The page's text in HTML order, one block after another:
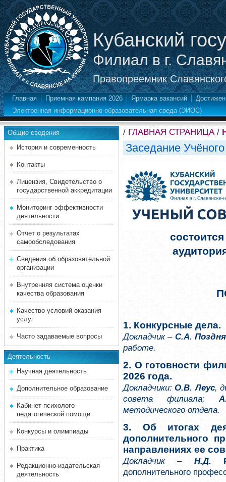
Кубанский
Филиал в г.
Правопреемник
Главная Приемная кампания 2026 Ярмарка вакансий
Электронная информационно-образовательная среда (ЭИОС)
Общие сведения
История и современность
Контакты
Лицензия, Свидетельство о
государственной аккредитации
Мониторинг эффективности
деятельности
Отчет о результатах
самообследования
Сведения об образовательной
организации
Внутренняя система оценки
качества образования
Качество условий оказания
услуг
Часто задаваемые вопросы
Деятельность
Научная деятельность
Дополнительное образование
Кабинет психолого-
педагогической помощи
Конкурсы и олимпиады
Практика
Редакционно-издательская
деятельность
/ ГЛАВНАЯ СТРАНИЦА/
Заседание
1. Конкурсные дела.
Докладчик – С.А.
работе.
2. О готовности
2026 года.
Докладчики:О.В. Леус,
совета филиала;
методического отдела.
3. Об итогах
дополнительного
направлениях ее
Докладчик – Н.Д.
дополнительного